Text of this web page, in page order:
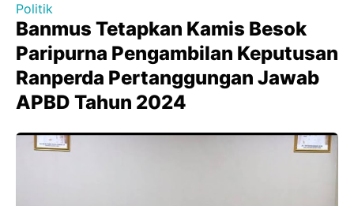
Politik
Banmus Tetapkan Kamis Besok
Paripurna Pengambilan Keputusan
Ranperda Pertanggungan Jawab
APBD Tahun 2024